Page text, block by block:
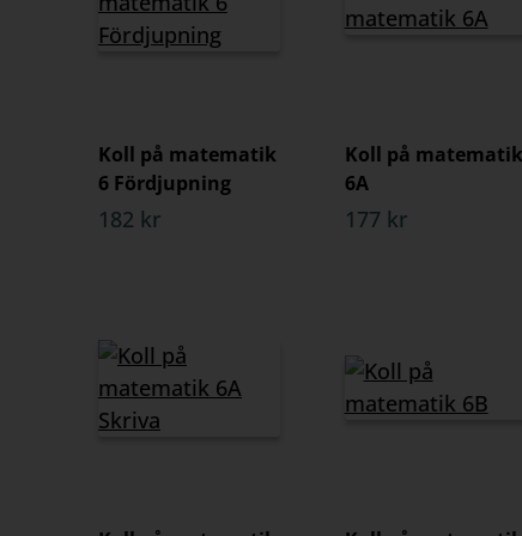
Koll på matematik
6 Fördjupning
182 kr
Koll på matematik
6A
177 kr